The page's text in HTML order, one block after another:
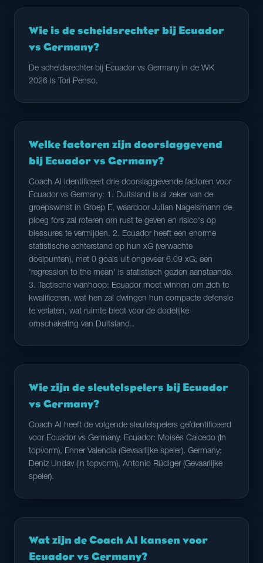
Wie is de scheidsrechter bij Ecuador
vs Germany?
De scheidsrechter bij Ecuador vs Germany in de WK
2026 is Tori Penso.
Welke factoren zijn doorslaggevend
bij Ecuador vs Germany?
Coach AI identificeert drie doorslaggevende factoren voor
Ecuador vs Germany: 1. Duitsland is al zeker van de
groepswinst in Groep E, waardoor Julian Nagelsmann de
ploeg fors zal roteren om rust te geven en risico's op
blessures te vermijden. 2. Ecuador heeft een enorme
statistische achterstand op hun xG (verwachte
doelpunten), met 0 goals uit ongeveer 6.09 xG; een
'regression to the mean' is statistisch gezien aanstaande.
3. Tactische wanhoop: Ecuador moet winnen om zich te
kwalificeren, wat hen zal dwingen hun compacte defensie
te verlaten, wat ruimte biedt voor de dodelijke
omschakeling van Duitsland..
Wie zijn de sleutelspelers bij Ecuador
vs Germany?
Coach AI heeft de volgende sleutelspelers geïdentificeerd
voor Ecuador vs Germany. Ecuador: Moisés Caicedo (In
topvorm), Enner Valencia (Gevaarlijke speler). Germany:
Deniz Undav (In topvorm), Antonio Rüdiger (Gevaarlijke
speler).
Wat zijn de Coach AI kansen voor
Ecuador vs Germany?